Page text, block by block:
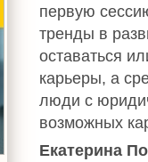
первую
тренды в
оставаться
карьеры, а
люди с
возможных
Екатерина